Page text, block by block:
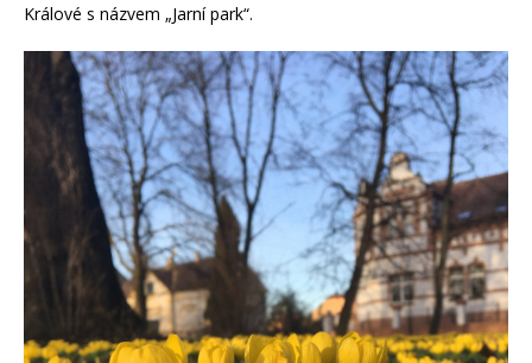
Králové s názvem „Jarní park“.